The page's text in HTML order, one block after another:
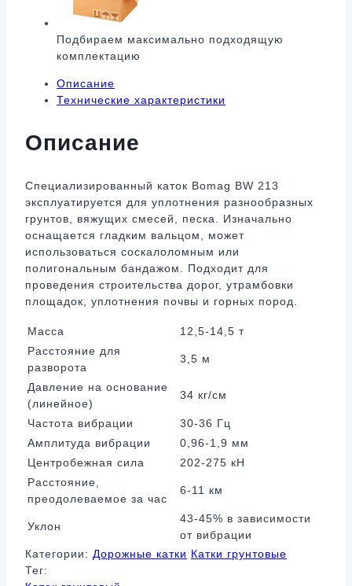
Подбираем максимально подходящую
комплектацию
Описание
Технические характеристики
Описание
Специализированный каток Bomag BW 213
эксплуатируется для уплотнения разнообразных
грунтов, вяжущих смесей, песка. Изначально
оснащается гладким вальцом, может
использоваться соскалоломным или
полигональным бандажом. Подходит для
проведения строительства дорог, утрамбовки
площадок, уплотнения почвы и горных пород.
Масса
12,5-14,5 т
Расстояние для
разворота
3,5 м
Давление на основание
(линейное)
34 кг/см
Частота вибрации
30-36 Гц
Амплитуда вибрации
0,96-1,9 мм
Центробежная сила
202-275 кН
Расстояние,
преодолеваемое за час
6-11 км
Уклон
43-45% в зависимости
от вибрации
Категории: Дорожные катки Катки грунтовые
Тег: